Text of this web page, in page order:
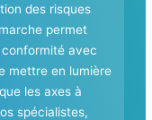
des risques
permet
avec
mettre en lumière
les axes à
spécialistes,